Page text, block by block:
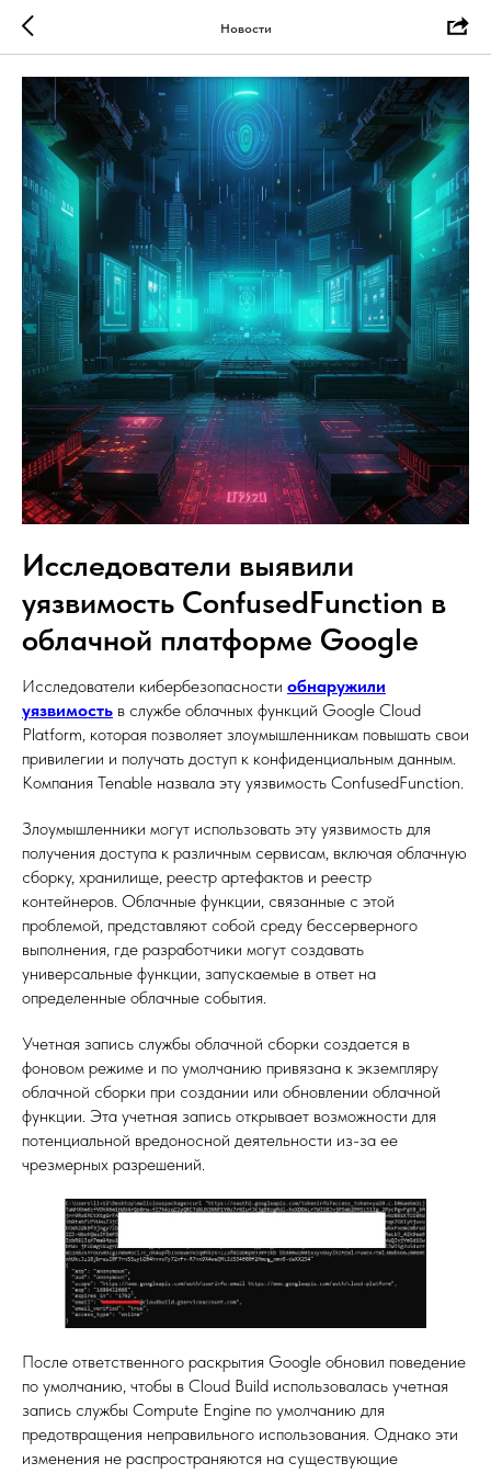
Новости
Исследователи выявили
уязвимость ConfusedFunction в
облачной платформе Google
Исследователи кибербезопасности обнаружили
уязвимость в службе облачных функций Google Cloud
Platform, которая позволяет злоумышленникам повышать свои
привилегии и получать доступ к конфиденциальным данным.
Компания Tenable назвала эту уязвимость ConfusedFunction.
Злоумышленники могут использовать эту уязвимость для
получения доступа к различным сервисам, включая облачную
сборку, хранилище, реестр артефактов и реестр
контейнеров. Облачные функции, связанные с этой
проблемой, представляют собой среду бессерверного
выполнения, где разработчики могут создавать
универсальные функции, запускаемые в ответ на
определенные облачные события.
Учетная запись службы облачной сборки создается в
фоновом режиме и по умолчанию привязана к экземпляру
облачной сборки при создании или обновлении облачной
функции. Эта учетная запись открывает возможности для
потенциальной вредоносной деятельности из-за ее
чрезмерных разрешений.
После ответственного раскрытия Google обновил поведение
по умолчанию, чтобы в Cloud Build использовалась учетная
запись службы Compute Engine по умолчанию для
предотвращения неправильного использования. Однако эти
изменения не распространяются на существующие